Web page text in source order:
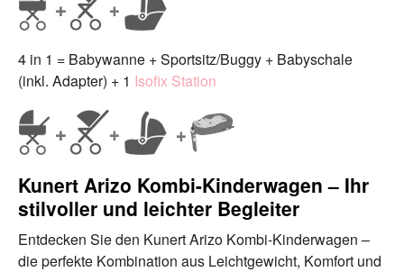
4 in 1 = Babywanne + Sportsitz/Buggy + Babyschale
(inkl. Adapter) + 1 Isofix Station
Kunert Arizo Kombi-Kinderwagen – Ihr
stilvoller und leichter Begleiter
Entdecken Sie den Kunert Arizo Kombi-Kinderwagen –
die perfekte Kombination aus Leichtgewicht, Komfort und